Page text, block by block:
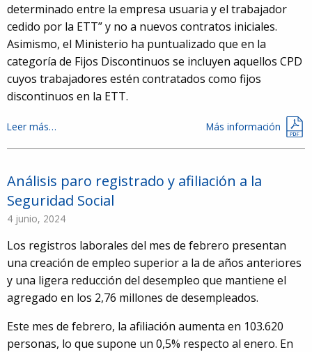
determinado entre la empresa usuaria y el trabajador
cedido por la ETT” y no a nuevos contratos iniciales.
Asimismo, el Ministerio ha puntualizado que en la
categoría de Fijos Discontinuos se incluyen aquellos CPD
cuyos trabajadores estén contratados como fijos
discontinuos en la ETT.
Leer más… Más información
Análisis paro registrado y afiliación a la
Seguridad Social
4 junio, 2024
Los registros laborales del mes de febrero presentan
una creación de empleo superior a la de años anteriores
y una ligera reducción del desempleo que mantiene el
agregado en los 2,76 millones de desempleados.
Este mes de febrero, la afiliación aumenta en 103.620
personas, lo que supone un 0,5% respecto al enero. En